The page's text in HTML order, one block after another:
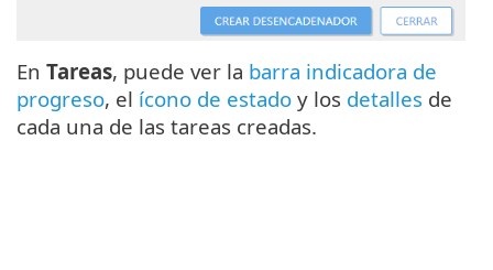
En Tareas, puede ver la barra indicadora de
progreso, el ícono de estado y los detalles de
cada una de las tareas creadas.